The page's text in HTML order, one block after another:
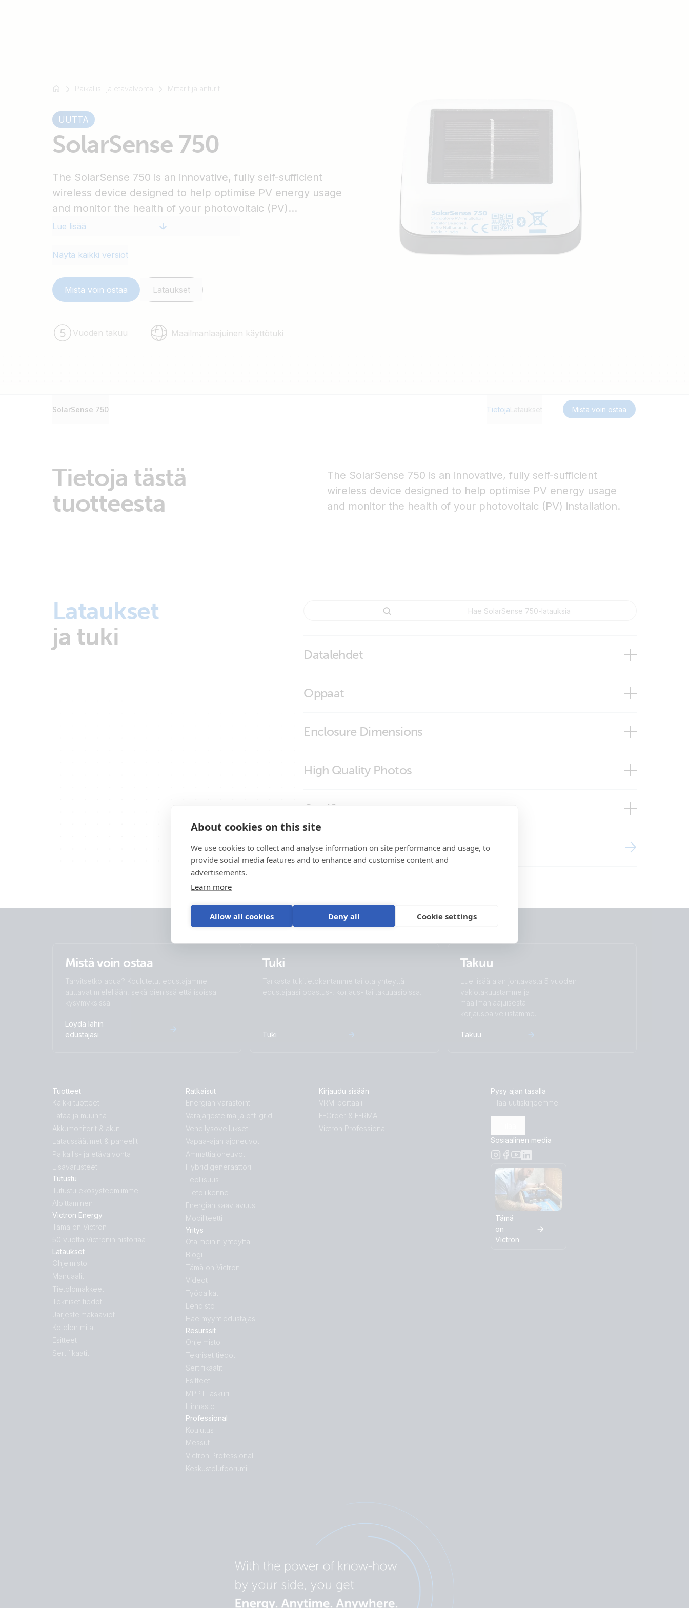
About cookies on this site
We use cookies to collect and analyse information on site performance and usage, to
provide social media features and to enhance and customise content and
advertisements.
Learn more
Allow all cookies Deny all Cookie settings
Paikallis- ja etävalvonta Mittarit ja anturit
UUTTA
SolarSense 750
The SolarSense 750 is an innovative, fully self-sufficient
wireless device designed to help optimise PV energy usage
and monitor the health of your photovoltaic (PV)
installation.
Lue lisää
Näytä kaikki versiot
Mistä voin ostaa Lataukset
Vuoden takuu Maailmanlaajuinen käyttötuki
SolarSense 750 TietojaLataukset Mistä voin ostaa
Tietoja tästä
tuotteesta
The SolarSense 750 is an innovative, fully self-sufficient
wireless device designed to help optimise PV energy usage
and monitor the health of your photovoltaic (PV) installation.
Lataukset
ja tuki
Datalehdet
Oppaat
Enclosure Dimensions
High Quality Photos
SolarSense (side)
Certificates
Tuotetuki
Mistä voin ostaa
Tarvitsetko apua? Koulutetut edustajamme
auttavat mielellään, sekä pienissä että isoissa
kysymyksissä.
Löydä lähin
edustajasi
Tuki
Tarkasta tukitietokantamme tai ota yhteyttä
edustajaasi opastus-, korjaus- tai takuuasioissa.
Tuki
Takuu
Lue lisää alan johtavasta 5 vuoden
vakiotakuustamme ja
maailmanlaajuisesta
korjauspalvelustamme.
Takuu
Tuotteet
Kaikki tuotteet
Lataa ja muunna
Akkumonitorit & akut
Lataussäätimet & paneelit
Paikallis- ja etävalvonta
Lisävarusteet
Tutustu
Tutustu ekosysteemiimme
Aloittaminen
Victron Energy
Tämä on Victron
50 vuotta Victronin historiaa
Lataukset
Ohjelmisto
Manuaalit
Tietolomakkeet
Tekniset tiedot
Järjestelmäkaaviot
Kotelon mitat
Esitteet
Sertifikaatit
Ratkaisut
Energian varastointi
Varajärjestelmä ja off-grid
Veneilysovellukset
Vapaa-ajan ajoneuvot
Ammattiajoneuvot
Hybridigeneraattori
Teollisuus
Tietoliikenne
Energian saavtavuus
Mobiliteetti
Yritys
Ota meihin yhteyttä
Blogi
Tämä on Victron
Videot
Työpaikat
Lehdistö
Hae myyntiedustajasi
Resurssit
Ohjelmisto
Tekniset tiedot
Sertifikaatit
Esitteet
MPPT-laskuri
Hinnasto
Professional
Koulutus
Messut
Victron Professional
Keskustelufoorumi
Kirjaudu sisään
VRM-portaali
E-Order & E-RMA
Victron Professional
Pysy ajan tasalla
Tilaa uutiskirjeemme
Sosiaalinen media
Tämä
on
Victron